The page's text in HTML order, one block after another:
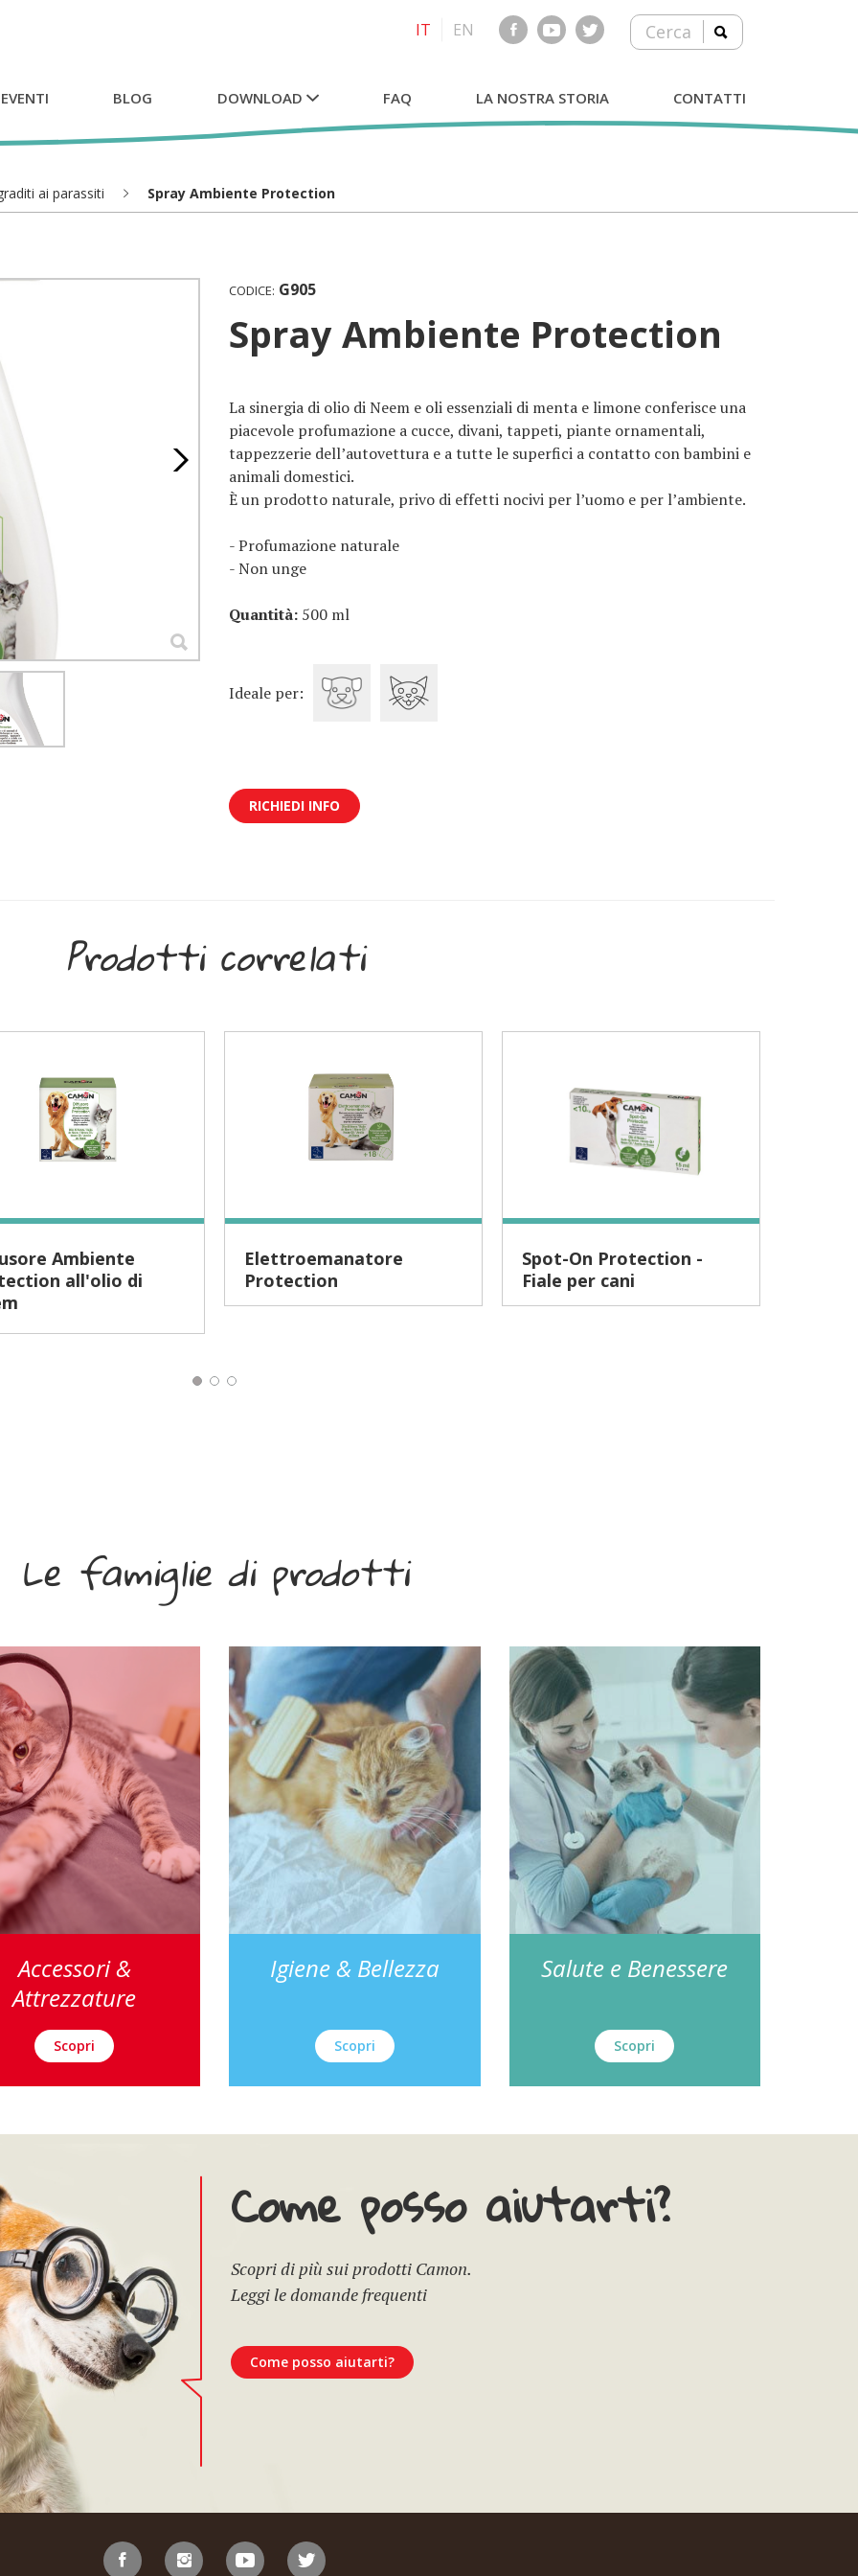
IT EN Cerca
BLOG DOWNLOAD FAQ LA NOSTRA STORIA CONTATTI
ai parassiti Spray Ambiente Protection
CODICE: G905
Spray Ambiente Protection
La sinergia di olio di Neem e oli essenziali di menta e limone conferisce una
piacevole profumazione a cucce, divani, tappeti, piante ornamentali,
tappezzerie dell’autovettura e a tutte le superfici a contatto con bambini e
animali domestici.
È un prodotto naturale, privo di effetti nocivi per l’uomo e per l’ambiente.
- Profumazione naturale
- Non unge
Quantità: 500 ml
Ideale per:
RICHIEDI INFO
Prodotti correlati
all'olio di
Elettroemanatore
Protection
Spot-On Protection -
Fiale per cani
Le famiglie di prodotti
Accessori &
Attrezzature
Scopri
Igiene & Bellezza
Scopri
Salute e Benessere
Scopri
Come posso aiutarti?
Scopri di più sui prodotti Camon.
Leggi le domande frequenti
Come posso aiutarti?